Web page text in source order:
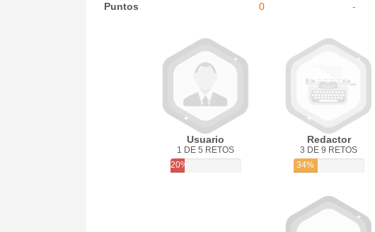
Puntos
0 -
Usuario
1 DE 5 RETOS
20%
Redactor
3 DE 9 RETOS
34%